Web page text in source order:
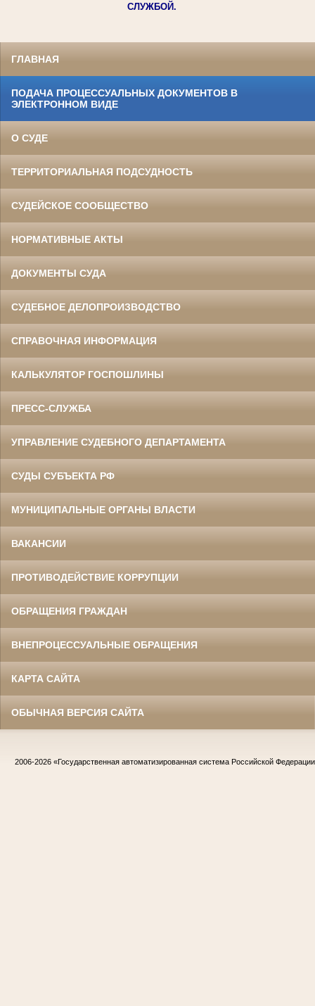
СЛУЖБОЙ.
ГЛАВНАЯ
ПОДАЧА ПРОЦЕССУАЛЬНЫХ ДОКУМЕНТОВ В
ЭЛЕКТРОННОМ ВИДЕ
О СУДЕ
ТЕРРИТОРИАЛЬНАЯ ПОДСУДНОСТЬ
СУДЕЙСКОЕ СООБЩЕСТВО
НОРМАТИВНЫЕ АКТЫ
ДОКУМЕНТЫ СУДА
СУДЕБНОЕ ДЕЛОПРОИЗВОДСТВО
СПРАВОЧНАЯ ИНФОРМАЦИЯ
КАЛЬКУЛЯТОР ГОСПОШЛИНЫ
ПРЕСС-СЛУЖБА
УПРАВЛЕНИЕ СУДЕБНОГО ДЕПАРТАМЕНТА
СУДЫ СУБЪЕКТА РФ
МУНИЦИПАЛЬНЫЕ ОРГАНЫ ВЛАСТИ
ВАКАНСИИ
ПРОТИВОДЕЙСТВИЕ КОРРУПЦИИ
ОБРАЩЕНИЯ ГРАЖДАН
ВНЕПРОЦЕССУАЛЬНЫЕ ОБРАЩЕНИЯ
КАРТА САЙТА
ОБЫЧНАЯ ВЕРСИЯ САЙТА
2006-2026 «Государственная автоматизированная система Российской